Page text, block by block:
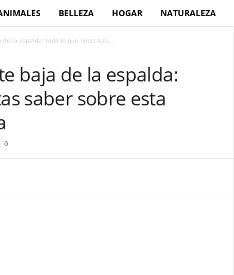
BELLEZA HOGAR NATURALEZA
de la espalda: todo lo que necesitas...
baja de la espalda:
saber sobre esta
0